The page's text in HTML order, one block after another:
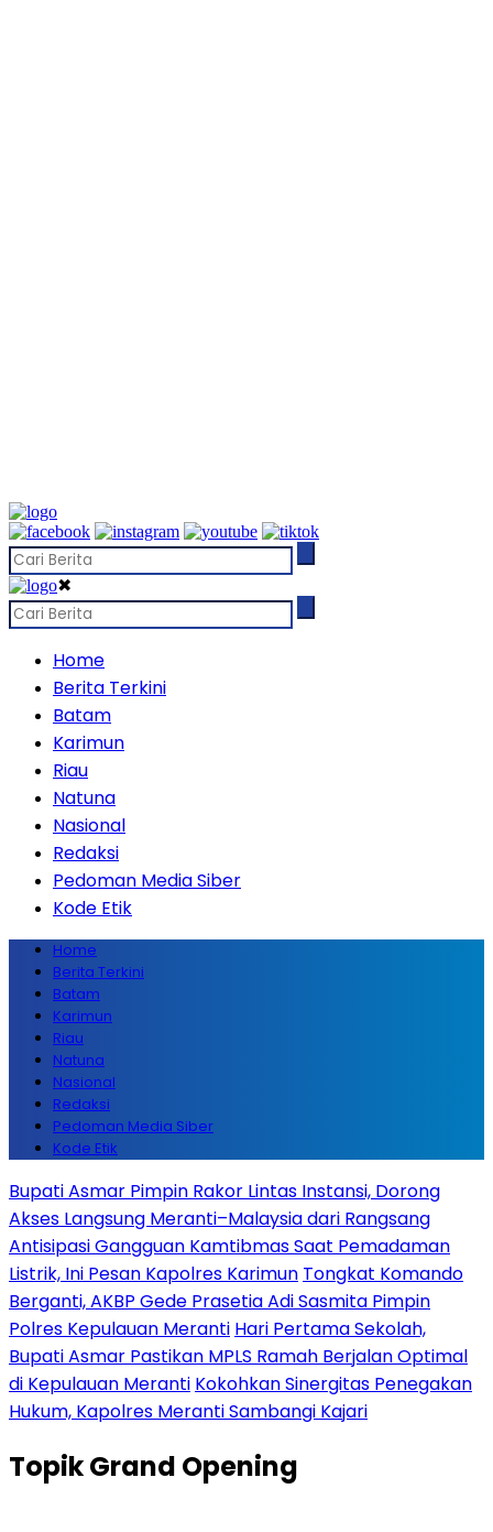
✖
Home
Berita Terkini
Batam
Karimun
Riau
Natuna
Nasional
Redaksi
Pedoman Media Siber
Kode Etik
Home
Berita Terkini
Batam
Karimun
Riau
Natuna
Nasional
Redaksi
Pedoman Media Siber
Kode Etik
Bupati Asmar Pimpin Rakor Lintas Instansi, Dorong
Akses Langsung Meranti–Malaysia dari Rangsang
Antisipasi Gangguan Kamtibmas Saat Pemadaman
Listrik, Ini Pesan Kapolres Karimun Tongkat Komando
Berganti, AKBP Gede Prasetia Adi Sasmita Pimpin
Polres Kepulauan Meranti Hari Pertama Sekolah,
Bupati Asmar Pastikan MPLS Ramah Berjalan Optimal
di Kepulauan Meranti Kokohkan Sinergitas Penegakan
Hukum, Kapolres Meranti Sambangi Kajari
TopikGrand Opening